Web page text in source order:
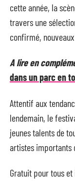
cette année, la
travers une
confirmé,
A lire en
dans un parc en
Attentif aux
lendemain, le
jeunes talents de
artistes importants
Gratuit pour tous